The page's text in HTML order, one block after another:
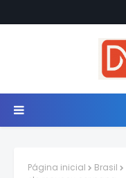
Página inicial Brasil